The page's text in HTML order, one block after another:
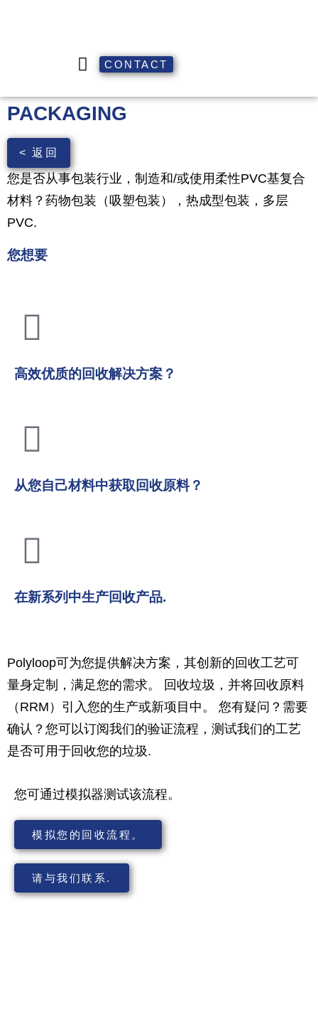
CONTACT
PACKAGING
< 返回
您是否从事包装行业，制造和/或使用柔性PVC基复合
材料？药物包装（吸塑包装），热成型包装，多层
PVC.
您想要
高效优质的回收解决方案？
从您自己材料中获取回收原料？
在新系列中生产回收产品.
Polyloop可为您提供解决方案，其创新的回收工艺可
量身定制，满足您的需求。 回收垃圾，并将回收原料
（RRM）引入您的生产或新项目中。 您有疑问？需要
确认？您可以订阅我们的验证流程，测试我们的工艺
是否可用于回收您的垃圾.
您可通过模拟器测试该流程。
模拟您的回收流程。
请与我们联系.